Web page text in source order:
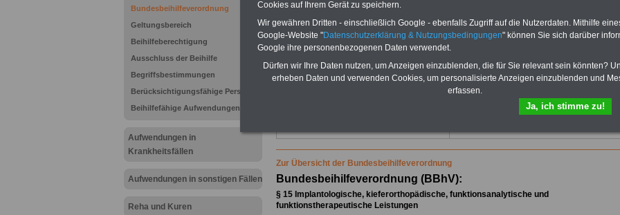
Bundesbeihilfeverordnung
Geltungsbereich
Beihilfeberechtigung
Ausschluss der Beihilfe
Begriffsbestimmungen
Berücksichtigungsfähige Personen
Beihilfefähige Aufwendungen
Aufwendungen in
Krankheitsfällen
Aufwendungen in sonstigen Fällen
Reha und Kuren
Vorteile für den öffentlichen Dienst
Vergleichen und sparen: Baufinanzierung-
Berufsunfähigkeitsabsicherung-
Kapitalanlagen-
Krankenversicherung - zuerst
vergleichen, dann unterschreiben-Online-
wichtigsten Themen für Beamte und
dem Öffentlichen Dienst
Für nur 15 Euro im Jahr können Sie mehr
herunterladen: Beamtenrecht, Besoldung,
Beamtenversorgung, Beihilfe) sowie
Nebentätigkeitsrecht, Tarifrecht, Frauen
im öffentlichen Dienst. Sie können die
eBooks herunterladen, ausdrucken und
>>>mehr Informationen
Zur Übersicht der Bundesbeihilfeverordnung
Bundesbeihilfeverordnung (BBhV):
§ 15 Implantologische, kieferorthopädische, funktionsanalytische und
funktionstherapeutische Leistungen
Cookies auf Ihrem Gerät zu speichern.
Wir gewähren Dritten - einschließlich Google - ebenfalls Zugriff auf die Nutzerdaten. Mithilfe
Google-Website "Datenschutzerklärung & Nutzungsbedingungen" können Sie sich darüber
Google ihre personenbezogenen Daten verwendet.
Dürfen wir Ihre Daten nutzen, um Anzeigen einzublenden, die für Sie relevant sein könnten?
erheben Daten und verwenden Cookies, um personalisierte Anzeigen einzublenden und
erfassen.
Ja, ich stimme zu!